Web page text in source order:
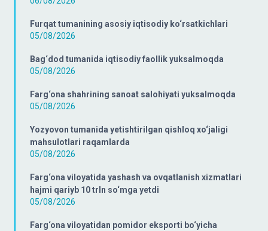
Furqat tumanining asosiy iqtisodiy ko‘rsatkichlari
05/08/2026
Bag‘dod tumanida iqtisodiy faollik yuksalmoqda
05/08/2026
Farg‘ona shahrining sanoat salohiyati yuksalmoqda
05/08/2026
Yozyovon tumanida yetishtirilgan qishloq xo‘jaligi
mahsulotlari raqamlarda
05/08/2026
Farg‘ona viloyatida yashash va ovqatlanish xizmatlari
hajmi qariyb 10 trln so‘mga yetdi
05/08/2026
Farg‘ona viloyatidan pomidor eksporti bo‘yicha